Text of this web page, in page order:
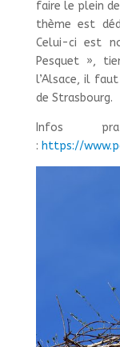
faire le plein
thème est
Celui-ci est
Pesquet »,
l’Alsace, il
de Strasbourg.
Infos
: https://